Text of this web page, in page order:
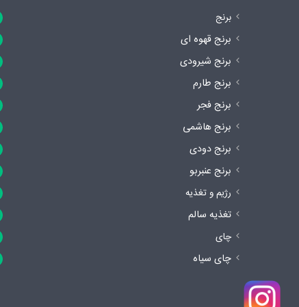
برنج
برنج قهوه ای
برنج شیرودی
برنج طارم
برنج فجر
برنج هاشمی
برنج دودی
برنج عنبربو
رژیم و تغذیه
تغذیه سالم
چای
چای سیاه